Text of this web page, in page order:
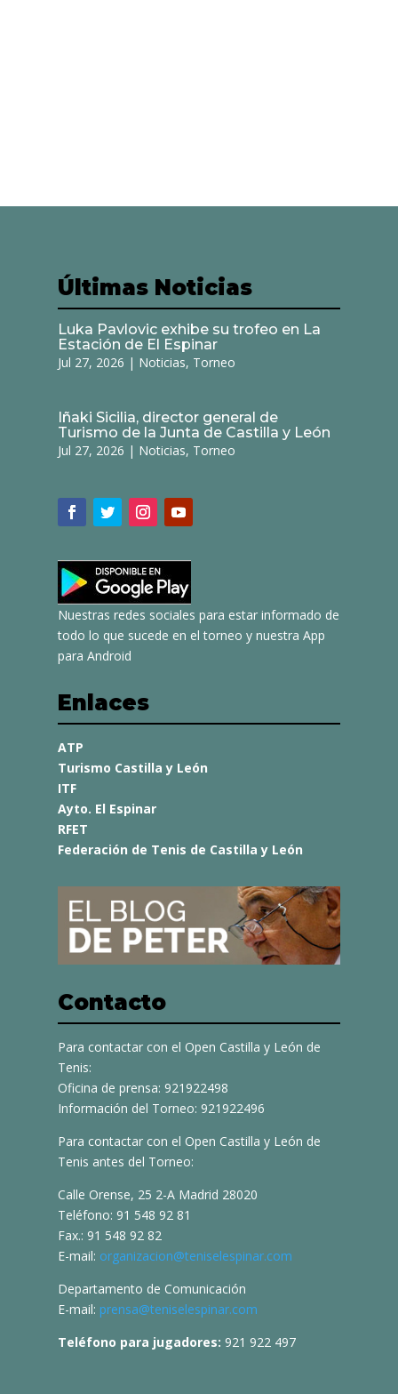
Últimas Noticias
Luka Pavlovic exhibe su trofeo en La
Estación de El Espinar
Jul 27, 2026 | Noticias, Torneo
Iñaki Sicilia, director general de
Turismo de la Junta de Castilla y León
Jul 27, 2026 | Noticias, Torneo
Nuestras redes sociales para estar informado de
todo lo que sucede en el torneo y nuestra App
para Android
Enlaces
ATP
Turismo Castilla y León
ITF
Ayto. El Espinar
RFET
Federación de Tenis de Castilla y León
Contacto
Para contactar con el Open Castilla y León de
Tenis:
Oficina de prensa: 921922498
Información del Torneo: 921922496
Para contactar con el Open Castilla y León de
Tenis antes del Torneo:
Calle Orense, 25 2-A Madrid 28020
Teléfono: 91 548 92 81
Fax.: 91 548 92 82
E-mail: organizacion@teniselespinar.com
Departamento de Comunicación
E-mail: prensa@teniselespinar.com
Teléfono para jugadores: 921 922 497